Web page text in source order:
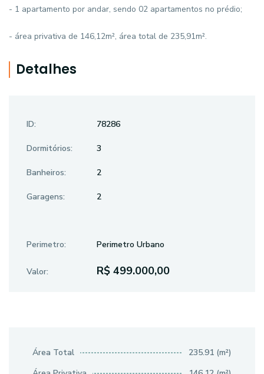
- 1 apartamento por andar, sendo 02 apartamentos no prédio;
- área privativa de 146,12m², área total de 235,91m².
Detalhes
ID: 78286
Dormitórios: 3
Banheiros: 2
Garagens: 2
Perimetro: Perimetro Urbano
Valor: R$ 499.000,00
Área Total
235.91 (m²)